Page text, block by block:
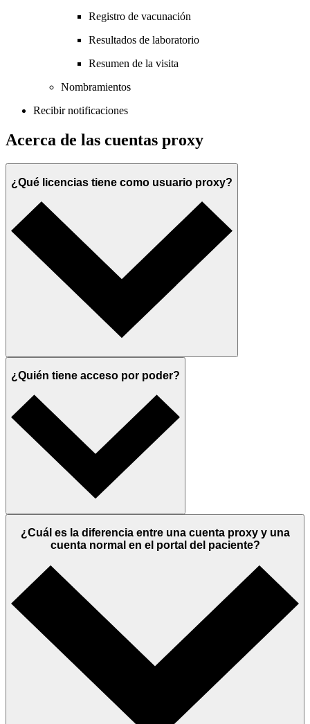
Registro de vacunación
Resultados de laboratorio
Resumen de la visita
Nombramientos
Recibir notificaciones
Acerca de las cuentas proxy
¿Qué licencias tiene como usuario proxy?
¿Quién tiene acceso por poder?
¿Cuál es la diferencia entre una cuenta proxy y una
cuenta normal en el portal del paciente?